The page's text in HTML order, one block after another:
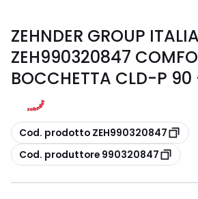
ZEHNDER GROUP
ZEH990320847
BOCCHETTA CLD-P
copia
Cod. prodotto ZEH990320847
copia
Cod. produttore 990320847